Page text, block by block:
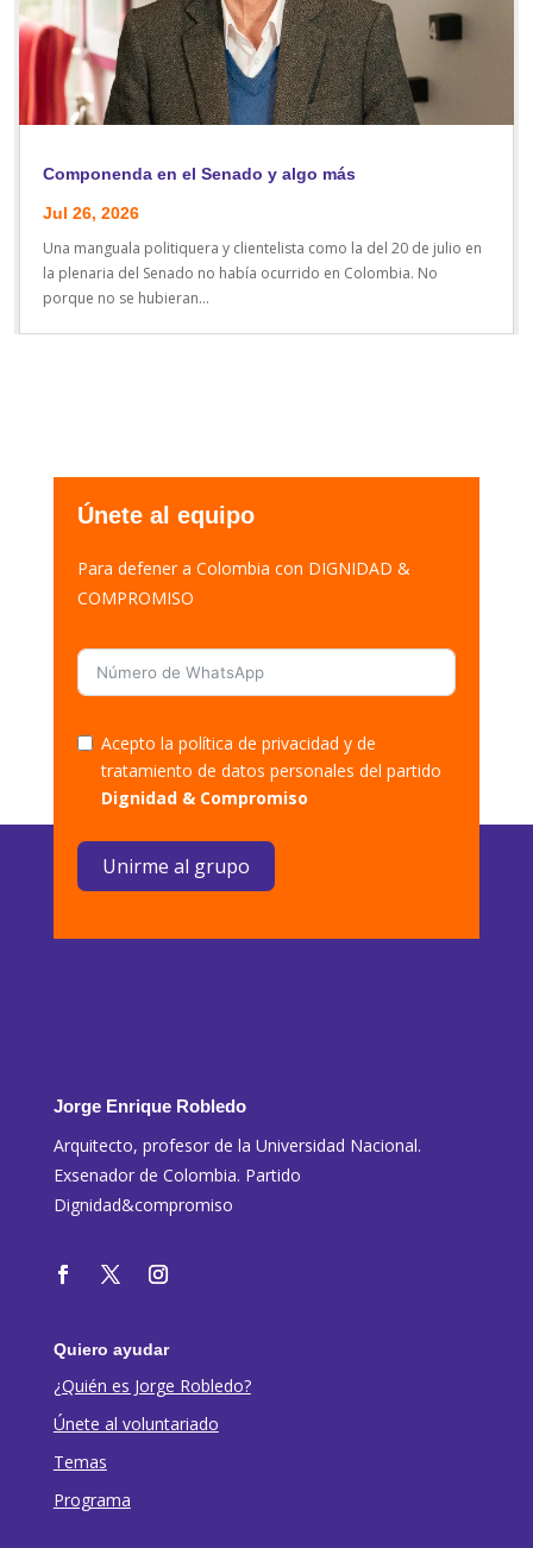
Componenda en el Senado y algo más
Jul 26, 2026
Una manguala politiquera y clientelista como la del 20 de julio en
la plenaria del Senado no había ocurrido en Colombia. No
porque no se hubieran...
Únete al equipo
Para defener a Colombia con DIGNIDAD &
COMPROMISO
Acepto la política de privacidad y de
tratamiento de datos personales del partido
Dignidad & Compromiso
Unirme al grupo
Jorge Enrique Robledo
Arquitecto, profesor de la Universidad Nacional.
Exsenador de Colombia. Partido
Dignidad&compromiso
Quiero ayudar
¿Quién es Jorge Robledo?
Únete al voluntariado
Temas
Programa